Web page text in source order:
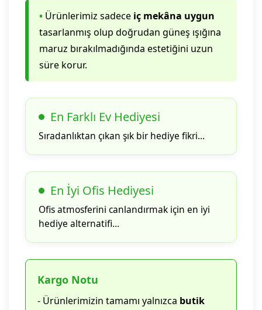
• Ürünlerimiz sadece iç mekâna uygun
tasarlanmış olup doğrudan güneş ışığına
maruz bırakılmadığında estetiğini uzun
süre korur.
En Farklı Ev Hediyesi
Sıradanlıktan çıkan şık bir hediye fikri…
En İyi Ofis Hediyesi
Ofis atmosferini canlandırmak için en iyi
hediye alternatifi…
Kargo Notu
- Ürünlerimizin tamamı yalnızca butik